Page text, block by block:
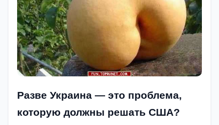
Разве Украина — это проблема,
которую должны решать США?